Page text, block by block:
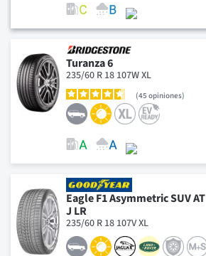
Turanza 6
235/60 R 18 107W XL
45 opiniones
Eagle F1 Asymmetric SUV AT
J LR
235/60 R 18 107V XL